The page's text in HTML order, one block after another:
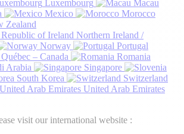
Luxembourg
Macau
Mexico
Morocco
Zealand
Northern Ireland /
Norway
Portugal
Québec – Canada
Romania
Arabia
Singapore
South Korea
Switzerland
United Arab Emirates
visit our international website :